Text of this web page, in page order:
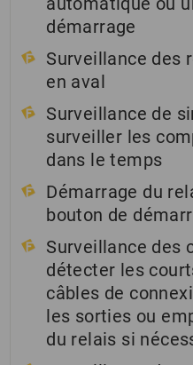
démarrage
Surveillance des
en aval
Surveillance de
surveiller les
dans le temps
Démarrage du
bouton de
Surveillance des
détecter les
câbles de
les sorties ou
du relais si